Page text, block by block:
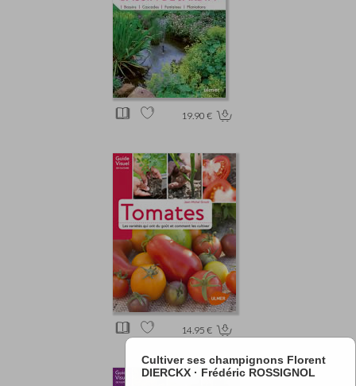
Cultiver ses champignons Florent
DIERCKX · Frédéric ROSSIGNOL
19.90 €
14.95 €